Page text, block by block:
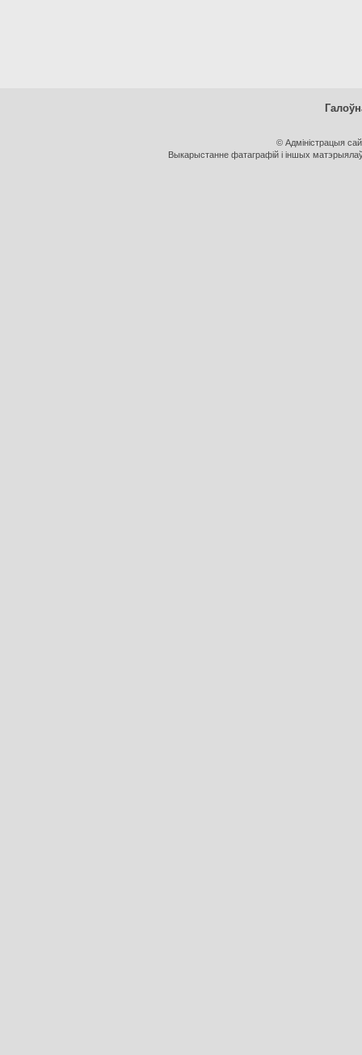
© Адміністрацыя
Выкарыстанне фатаграфій і іншых